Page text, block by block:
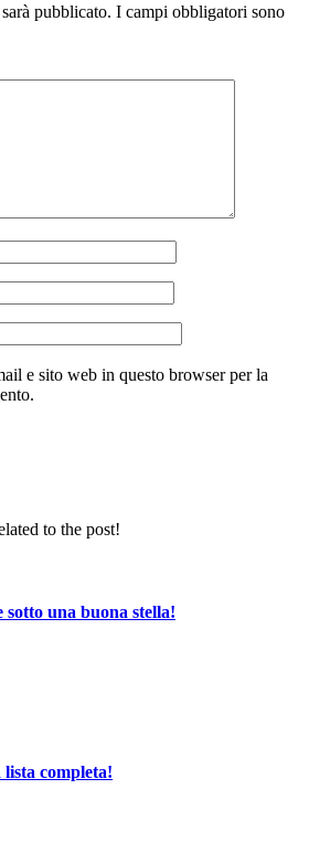
pubblicato. I campi obbligatori sono
e sito web in questo browser per la
to the post!
sotto una buona stella!
completa!